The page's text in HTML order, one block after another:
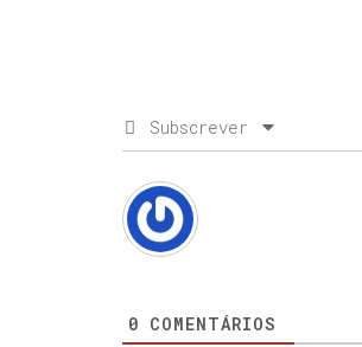
Subscrever
0 COMENTÁRIOS